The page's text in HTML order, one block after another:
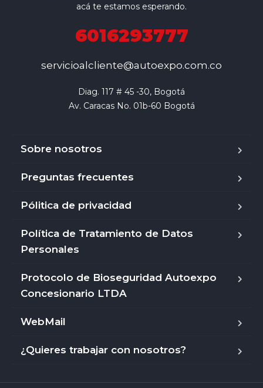
acá te estamos esperando.
6016293777
servicioalcliente@autoexpo.com.co
Diag. 117 # 45 -30, Bogotá
Av. Caracas No. 01b-60 Bogotá
Sobre nosotros
Preguntas frecuentes
Pólitica de privacidad
Política de Tratamiento de Datos
Personales
Protocolo de Bioseguridad Autoexpo
Concesionario LTDA
WebMail
¿Quieres trabajar con nosotros?